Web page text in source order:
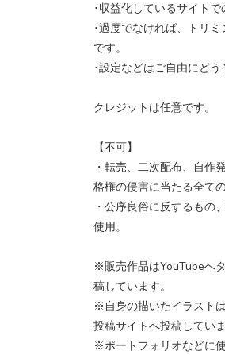
･収益化しているサイトで
･過度でなければ、トリ
です。
･設定などはご自由にどう
クレジットは任意です。
【不可】
・転売、二次配布、自作
格権の侵害に当たる全ての
・公序良俗に反するもの
使用。
※販売作品はYouTubeへ
稿しています。
※自身の描いたイラスト
投稿サイトへ投稿していま
※ポートフォリオなどに